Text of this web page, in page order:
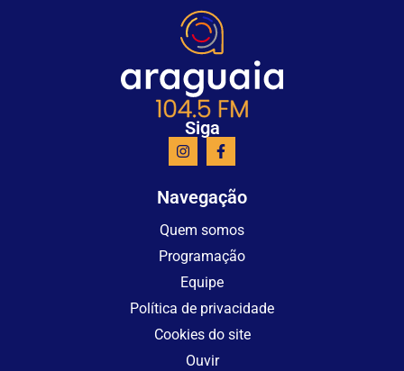
Siga
Navegação
Quem somos
Programação
Equipe
Política de privacidade
Cookies do site
Ouvir